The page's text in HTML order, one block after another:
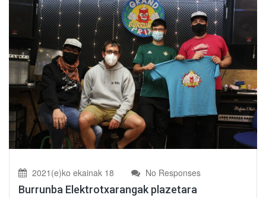
2021(e)ko ekainak 18 No Responses
Burrunba Elektrotxarangak plazetara